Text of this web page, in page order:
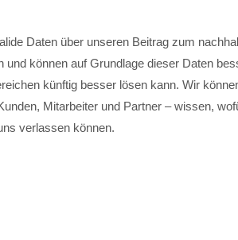
Daten über unseren Beitrag zum
können auf Grundlage dieser Daten
künftig besser lösen kann. Wir
Mitarbeiter und Partner – wissen,
verlassen können.